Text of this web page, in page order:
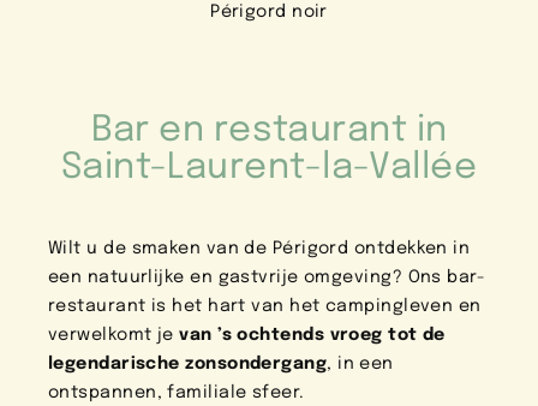
Périgord noir
Bar en restaurant in
Saint-Laurent-la-Vallée
Wilt u de smaken van de Périgord ontdekken in
een natuurlijke en gastvrije omgeving? Ons bar-
restaurant is het hart van het campingleven en
verwelkomt jevan ’s ochtends vroeg tot de
legendarische zonsondergang, in een
ontspannen, familiale sfeer.